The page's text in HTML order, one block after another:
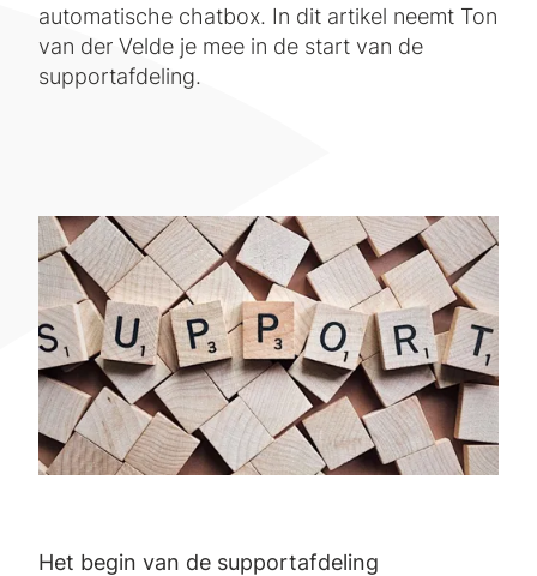
automatische chatbox. In dit artikel neemt Ton
van der Velde je mee in de start van de
supportafdeling.
Het begin van de supportafdeling